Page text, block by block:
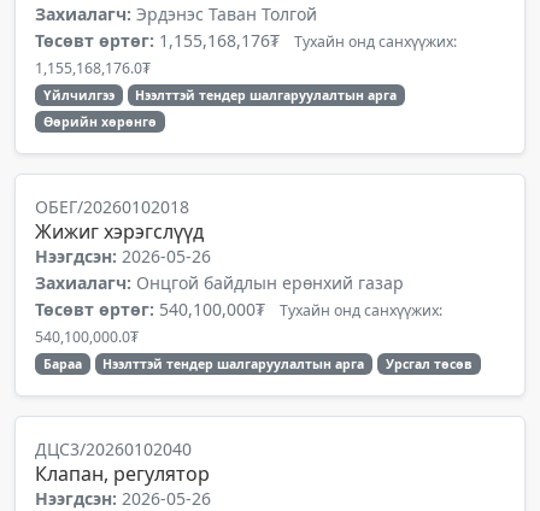
Захиалагч: Эрдэнэс Таван Толгой
Төсөвт өртөг: 1,155,168,176₮ Тухайн онд санхүүжих:
1,155,168,176.0₮
Үйлчилгээ
Нээлттэй тендер шалгаруулалтын арга
Өөрийн хөрөнгө
ОБЕГ/20260102018
Жижиг хэрэгслүүд
Нээгдсэн: 2026-05-26
Захиалагч: Онцгой байдлын ерөнхий газар
Төсөвт өртөг: 540,100,000₮ Тухайн онд санхүүжих:
540,100,000.0₮
Бараа Нээлттэй тендер шалгаруулалтын арга Урсгал төсөв
ДЦС3/20260102040
Клапан, регулятор
Нээгдсэн: 2026-05-26